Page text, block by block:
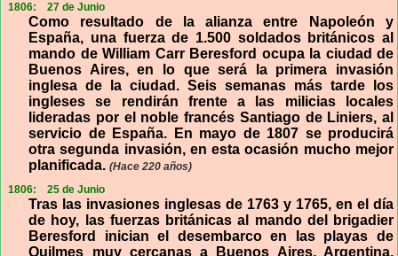
1806:
27 de Junio
Como resultado de la alianza entre Napoleón y
España, una fuerza de 1.500 soldados británicos al
mando de William Carr Beresford ocupa la ciudad de
Buenos Aires, en lo que será la primera invasión
inglesa de la ciudad. Seis semanas más tarde los
ingleses se rendirán frente a las milicias locales
lideradas por el noble francés Santiago de Liniers, al
servicio de España. En mayo de 1807 se producirá
otra segunda invasión, en esta ocasión mucho mejor
planificada.(Hace 220 años)
1806:
25 de Junio
Tras las invasiones inglesas de 1763 y 1765, en el día
de hoy, las fuerzas británicas al mando del brigadier
Beresford inician el desembarco en las playas de
Quilmes muy cercanas a Buenos Aires, Argentina,